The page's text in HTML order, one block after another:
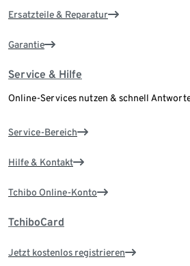
Ersatzteile & Reparatur
Garantie
Service & Hilfe
Online-Services nutzen & schnell
Service-Bereich
Hilfe & Kontakt
Tchibo Online-Konto
TchiboCard
Jetzt kostenlos registrieren